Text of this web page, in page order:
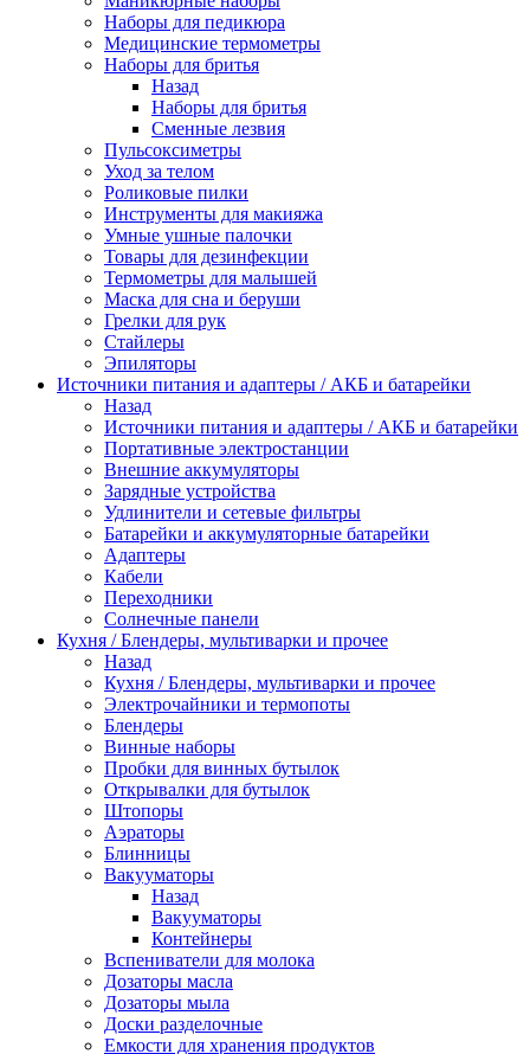
Наборы для педикюра
Медицинские термометры
Наборы для бритья
Назад
Наборы для бритья
Сменные лезвия
Пульсоксиметры
Уход за телом
Роликовые пилки
Инструменты для макияжа
Умные ушные палочки
Товары для дезинфекции
Термометры для малышей
Маска для сна и беруши
Грелки для рук
Стайлеры
Эпиляторы
Источники питания и адаптеры / АКБ и батарейки
Назад
Источники питания и адаптеры / АКБ и батарейки
Портативные электростанции
Внешние аккумуляторы
Зарядные устройства
Удлинители и сетевые фильтры
Батарейки и аккумуляторные батарейки
Адаптеры
Кабели
Переходники
Солнечные панели
Кухня / Блендеры, мультиварки и прочее
Назад
Кухня / Блендеры, мультиварки и прочее
Электрочайники и термопоты
Блендеры
Винные наборы
Пробки для винных бутылок
Открывалки для бутылок
Штопоры
Аэраторы
Блинницы
Вакууматоры
Назад
Вакууматоры
Контейнеры
Вспениватели для молока
Дозаторы масла
Дозаторы мыла
Доски разделочные
Емкости для хранения продуктов